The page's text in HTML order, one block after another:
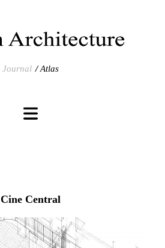
Journal Atlas
Cine Central